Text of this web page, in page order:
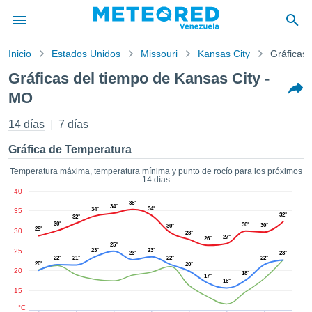
de
por
que la
calidad.
a este
digital
basada
Inicio Estados Unidos Missouri Kansas City Gráficas
Gráficas del tiempo de Kansas City -
MO
14 días 7 días
Gráfica de Temperatura
Temperatura máxima, temperatura mínima y punto de rocío para los próximos
14 días
15
20
25
30
35
40
°C
29°
30°
32°
34° 34°
35°
34°
30°
28°
26°
27°
30° 30°
32°
20°
22° 21°
23°
25°
23°
23°
22°
20°
17°
16°
18°
22°
23°